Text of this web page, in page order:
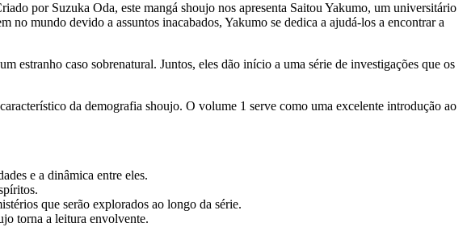
por Suzuka Oda, este mangá shoujo nos apresenta Saitou Yakumo, um universitário
no mundo devido a assuntos inacabados, Yakumo se dedica a ajudá-los a encontrar a
estranho caso sobrenatural. Juntos, eles dão início a uma série de investigações que os
da demografia shoujo. O volume 1 serve como uma excelente introdução ao
e a dinâmica entre eles.
que serão explorados ao longo da série.
torna a leitura envolvente.